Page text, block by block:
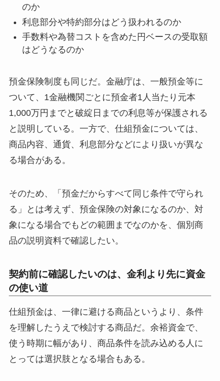
のか
利息部分や特約部分はどう扱われるのか
手数料や為替コストを含めた円ベースの受取額
はどうなるのか
預金保険制度も同じだ。金融庁は、一般預金等に
ついて、1金融機関ごとに預金者1人当たり元本
1,000万円までと破綻日までの利息等が保護される
と説明している。一方で、仕組預金については、
商品内容、通貨、利息部分などにより扱いが異な
る場合がある。
そのため、「預金だからすべて同じ条件で守られ
る」とは考えず、預金保険の対象になるのか、対
象になる場合でもどの範囲までなのかを、個別商
品の説明資料で確認したい。
契約前に確認したいのは、金利より先に資金
の使い道
仕組預金は、一律に避ける商品というより、条件
を理解したうえで検討する商品だ。余裕資金で、
使う時期に幅があり、商品条件を読み込める人に
とっては選択肢となる場合もある。